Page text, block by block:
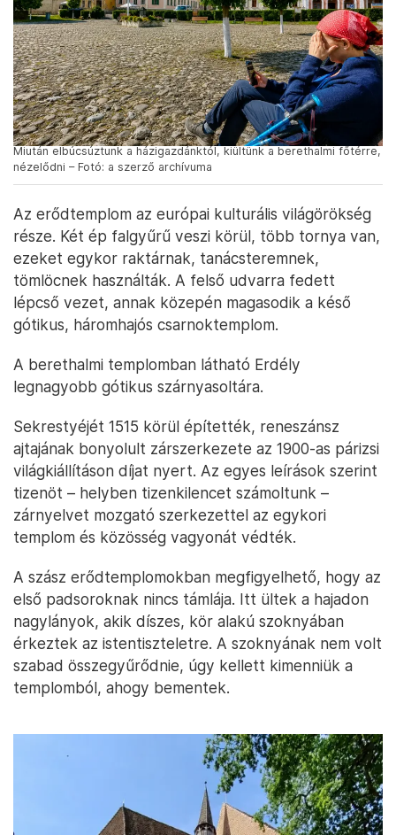
Miután elbúcsúztunk a házigazdánktól, kiültünk a berethalmi főtérre,
nézelődni – Fotó: a szerző archívuma
Az erődtemplom az európai kulturális világörökség
része. Két ép falgyűrű veszi körül, több tornya van,
ezeket egykor raktárnak, tanácsteremnek,
tömlöcnek használták. A felső udvarra fedett
lépcső vezet, annak közepén magasodik a késő
gótikus, háromhajós csarnoktemplom.
A berethalmi templomban látható Erdély
legnagyobb gótikus szárnyasoltára.
Sekrestyéjét 1515 körül építették, reneszánsz
ajtajának bonyolult zárszerkezete az 1900-as párizsi
világkiállításon díjat nyert. Az egyes leírások szerint
tizenöt – helyben tizenkilencet számoltunk –
zárnyelvet mozgató szerkezettel az egykori
templom és közösség vagyonát védték.
A szász erődtemplomokban megfigyelhető, hogy az
első padsoroknak nincs támlája. Itt ültek a hajadon
nagylányok, akik díszes, kör alakú szoknyában
érkeztek az istentiszteletre. A szoknyának nem volt
szabad összegyűrődnie, úgy kellett kimenniük a
templomból, ahogy bementek.